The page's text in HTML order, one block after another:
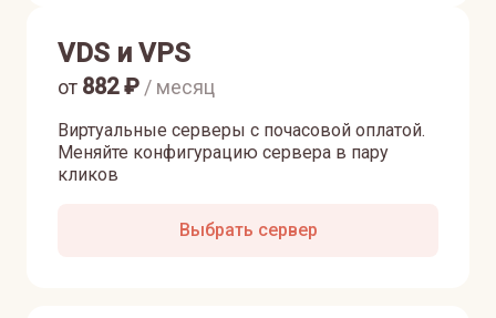
VDS и VPS
Виртуальные серверы с почасовой оплатой.
Меняйте конфигурацию сервера в пару
кликов
от 882₽ / месяц
Выбрать сервер